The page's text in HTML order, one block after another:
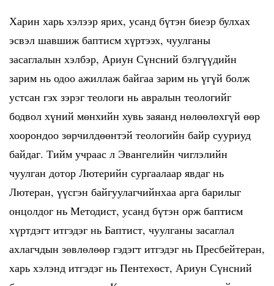
Харин харь хэлээр ярих, усанд бүтэн биеэр булхах
эсвэл шавшиж баптисм хүртээх, чуулганы
засаглалын хэлбэр, Ариун Сүнсний бэлгүүдийн
зарим нь одоо ажиллаж байгаа зарим нь үгүй болж
устсан гэх зэрэг теологи нь авралын теологийг
бодвол хүний мөнхийн хувь заяанд нөлөөлөхгүй өөр
хоорондоо зөрчилдөөнтэй теологийн байр сууриуд
байдаг. Тийм учраас л Эвангелийн чиглэлийн
чуулган дотор Лютерийн сургаалаар явдаг нь
Лютеран, үүсгэн байгуулагчийнхаа арга барилыг
онцолдог нь Методист, усанд бүтэн орж баптисм
хүртдэгт итгэдэг нь Баптист, чуулганы засаглал
ахлагчдын зөвлөлөөр гэдэгт итгэдэг нь Пресбейтеран,
харь хэлэнд итгэдэг нь Пентехөст, Ариун Сүнсний